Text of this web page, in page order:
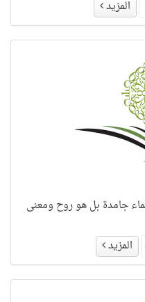
المزيد
جامدة بل هو روح ومعنى
المزيد